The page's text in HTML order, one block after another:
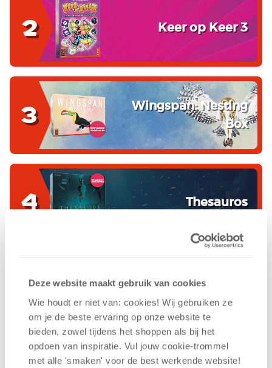
Deze website maakt gebruik van cookies
Wie houdt er niet van: cookies! Wij gebruiken ze
om je de beste ervaring op onze website te
bieden, zowel tijdens het shoppen als bij het
opdoen van inspiratie. Vul jouw cookie-trommel
met alle 'smaken' voor de best werkende website​!
2 Keer op Keer 3
3
Wingspan: Nesting
Box
4 Thesauros
5 Bomb Busters